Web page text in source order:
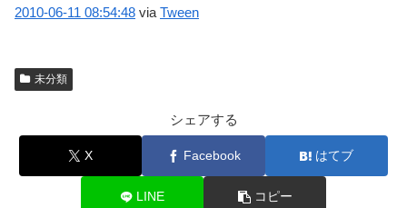
2010-06-11 08:54:48 via Tween
未分類
シェアする
X Facebook はてブ
LINE コピー